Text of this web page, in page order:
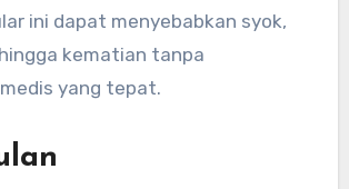
ini dapat menyebabkan syok,
kematian tanpa
yang tepat.